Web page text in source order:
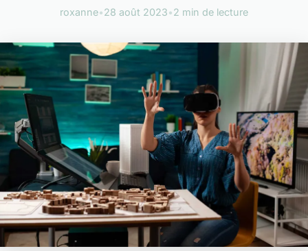
roxanne•28 août 2023•2 min de lecture